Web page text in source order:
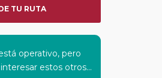
TU RUTA
operativo, pero
estos otros...